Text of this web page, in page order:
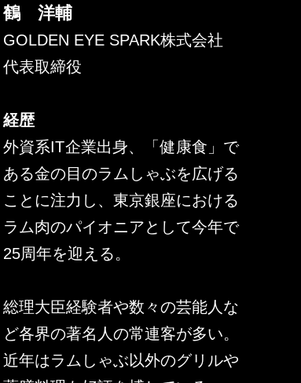
鶴 洋輔
GOLDEN EYE SPARK株式会社
代表取締役
経歴
外資系IT企業出身、「健康食」で
ある金の目のラムしゃぶを広げる
ことに注力し、東京銀座における
ラム肉のパイオニアとして今年で
25周年を迎える。
総理大臣経験者や数々の芸能人な
ど各界の著名人の常連客が多い。
近年はラムしゃぶ以外のグリルや